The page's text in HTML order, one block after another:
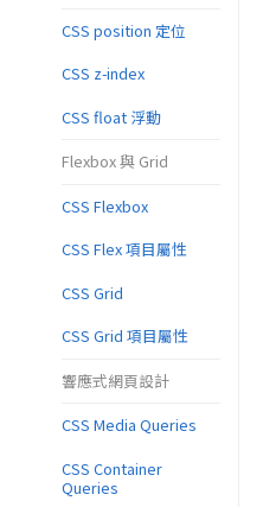
CSS position 定位
CSS z-index
CSS float 浮動
Flexbox 與 Grid
CSS Flexbox
CSS Flex 項目屬性
CSS Grid
CSS Grid 項目屬性
響應式網頁設計
CSS Media Queries
CSS Container
Queries